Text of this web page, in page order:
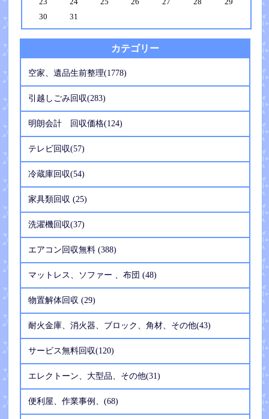
30
31
カテゴリー
空家、遺品生前整理(1778)
引越しごみ回収(283)
明朗会計 回収価格(124)
テレビ回収(57)
冷蔵庫回収(54)
家具類回収 (25)
洗濯機回収(37)
エアコン回収無料 (388)
マットレス、ソファー 、布団 (48)
物置解体回収 (29)
耐火金庫、消火器、ブロック、角材、その他(43)
サービス無料回収(120)
エレクトーン、大型品、その他(31)
便利屋、作業事例、(68)